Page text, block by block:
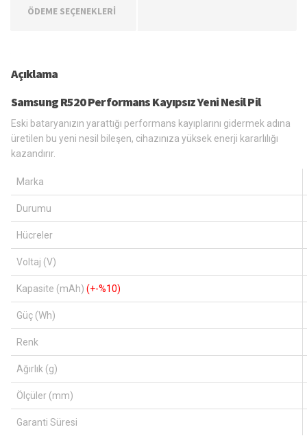
ÖDEME SEÇENEKLERİ
Açıklama
Samsung R520 Performans Kayıpsız Yeni Nesil Pil
Eski bataryanızın yarattığı performans kayıplarını gidermek adına
üretilen bu yeni nesil bileşen, cihazınıza yüksek enerji kararlılığı
kazandırır.
Marka
Durumu
Hücreler
Voltaj (V)
Kapasite (mAh) (+-%10)
Güç (Wh)
Renk
Ağırlık (g)
Ölçüler (mm)
Garanti Süresi